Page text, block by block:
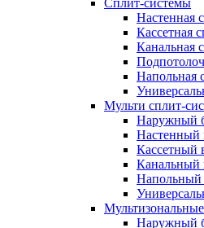
Сплит-системы
Настенная
Кассетная
Канальная
Напольная
Мульти сплит-
Наружный
Настенный
Кассетный
Канальный
Напольный
Наружный